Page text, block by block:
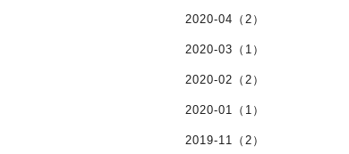
2020-04（2）
2020-03（1）
2020-02（2）
2020-01（1）
2019-11（2）